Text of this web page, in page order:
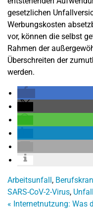
gesetzlichen
Werbungskosten
vor, können die selbst
Rahmen der
Überschreiten der
werden.
Arbeitsunfall,
SARS-CoV-2-Virus,
« Internetnutzung: Was